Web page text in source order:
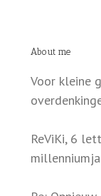
About me
Voor kleine
ReViKi, 6